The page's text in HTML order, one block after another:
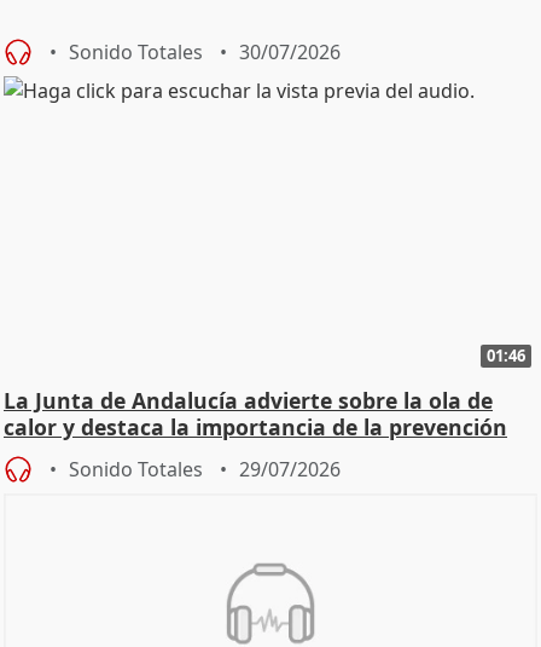
Sonido Totales 30/07/2026
01:46
La Junta de Andalucía advierte sobre la ola de
calor y destaca la importancia de la prevención
Sonido Totales 29/07/2026